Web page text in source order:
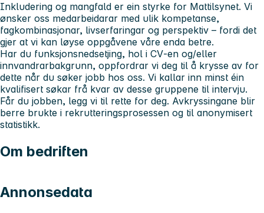
Inkludering og mangfald er ein styrke for Mattilsynet. Vi
ønsker oss medarbeidarar med ulik kompetanse,
fagkombinasjonar, livserfaringar og perspektiv – fordi det
gjer at vi kan løyse oppgåvene våre enda betre.
Har du funksjonsnedsetjing, hol i CV‑en og/eller
innvandrarbakgrunn, oppfordrar vi deg til å krysse av for
dette når du søker jobb hos oss. Vi kallar inn minst éin
kvalifisert søkar frå kvar av desse gruppene til intervju.
Får du jobben, legg vi til rette for deg. Avkryssingane blir
berre brukte i rekrutteringsprosessen og til anonymisert
statistikk.
Om bedriften
Annonsedata